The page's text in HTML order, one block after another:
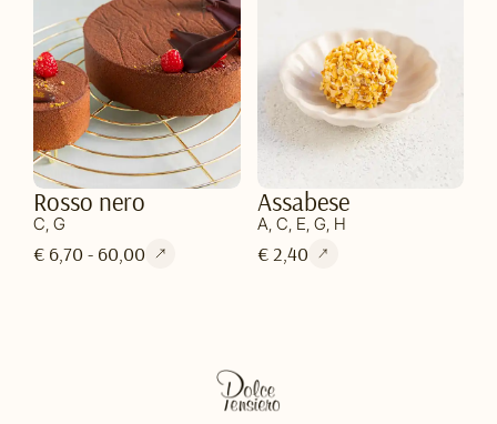
Rosso nero
C, G
€ 6,70 - 60,00
Assabese
A, C, E, G, H
€ 2,40